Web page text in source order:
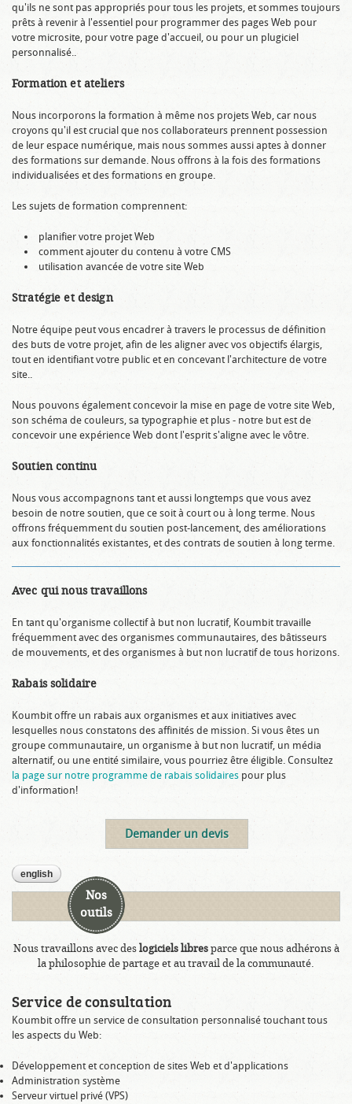
qu'ils ne sont pas appropriés pour tous les projets, et sommes toujours
prêts à revenir à l'essentiel pour programmer des pages Web pour
votre microsite, pour votre page d'accueil, ou pour un plugiciel
personnalisé..
Formation et ateliers
Nous incorporons la formation à même nos projets Web, car nous
croyons qu'il est crucial que nos collaborateurs prennent possession
de leur espace numérique, mais nous sommes aussi aptes à donner
des formations sur demande. Nous offrons à la fois des formations
individualisées et des formations en groupe.
Les sujets de formation comprennent:
planifier votre projet Web
comment ajouter du contenu à votre CMS
utilisation avancée de votre site Web
Stratégie et design
Notre équipe peut vous encadrer à travers le processus de définition
des buts de votre projet, afin de les aligner avec vos objectifs élargis,
tout en identifiant votre public et en concevant l'architecture de votre
site..
Nous pouvons également concevoir la mise en page de votre site Web,
son schéma de couleurs, sa typographie et plus - notre but est de
concevoir une expérience Web dont l'esprit s'aligne avec le vôtre.
Soutien continu
Nous vous accompagnons tant et aussi longtemps que vous avez
besoin de notre soutien, que ce soit à court ou à long terme. Nous
offrons fréquemment du soutien post-lancement, des améliorations
aux fonctionnalités existantes, et des contrats de soutien à long terme.
Avec qui nous travaillons
En tant qu'organisme collectif à but non lucratif, Koumbit travaille
fréquemment avec des organismes communautaires, des bâtisseurs
de mouvements, et des organismes à but non lucratif de tous horizons.
Rabais solidaire
Koumbit offre un rabais aux organismes et aux initiatives avec
lesquelles nous constatons des affinités de mission. Si vous êtes un
groupe communautaire, un organisme à but non lucratif, un média
alternatif, ou une entité similaire, vous pourriez être éligible. Consultez
la page sur notre programme de rabais solidaires pour plus
d'information!
Demander un devis
english
Nos
outils
Nous travaillons avec des logiciels libresparce que nous adhérons à
la philosophie de partage et au travail de la communauté.
Service de consultation
Koumbit offre un service de consultation personnalisé touchant tous
les aspects du Web:
Développement et conception de sites Web et d'applications
Administration système
Serveur virtuel privé (VPS)